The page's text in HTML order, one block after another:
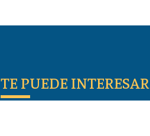
TE PUEDE INTERESAR